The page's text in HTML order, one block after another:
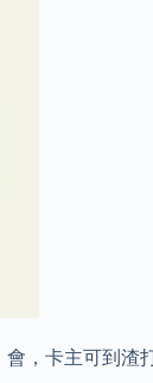
，卡主可到渣